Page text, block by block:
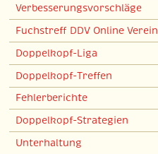
Verbesserungsvorschläge
Fuchstreff DDV Online Verein
Doppelkopf-Liga
Doppelkopf-Treffen
Fehlerberichte
Doppelkopf-Strategien
Unterhaltung